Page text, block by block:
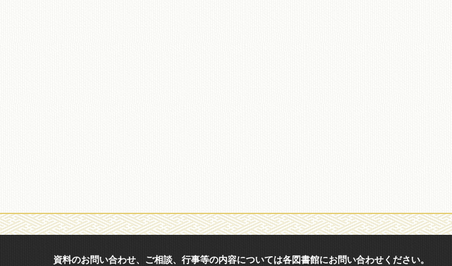
資料のお問い合わせ、ご相談、行事等の内容については各図書館にお問い合わせください。